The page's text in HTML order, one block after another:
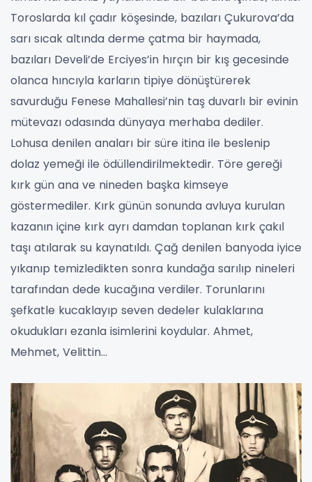
Toroslarda kıl çadır köşesinde, bazıları Çukurova’da
sarı sıcak altında derme çatma bir haymada,
bazıları Develi’de Erciyes’in hırçın bir kış gecesinde
olanca hıncıyla karların tipiye dönüştürerek
savurduğu Fenese Mahallesi’nin taş duvarlı bir evinin
mütevazı odasında dünyaya merhaba dediler.
Lohusa denilen anaları bir süre itina ile beslenip
dolaz yemeği ile ödüllendirilmektedir. Töre gereği
kırk gün ana ve nineden başka kimseye
göstermediler. Kırk günün sonunda avluya kurulan
kazanın içine kırk ayrı damdan toplanan kırk çakıl
taşı atılarak su kaynatıldı. Çağ denilen banyoda iyice
yıkanıp temizledikten sonra kundağa sarılıp nineleri
tarafından dede kucağına verdiler. Torunlarını
şefkatle kucaklayıp seven dedeler kulaklarına
okudukları ezanla isimlerini koydular. Ahmet,
Mehmet, Velittin…